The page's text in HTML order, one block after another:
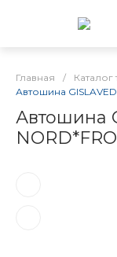
Главная / Каталог
Автошина
Автошина